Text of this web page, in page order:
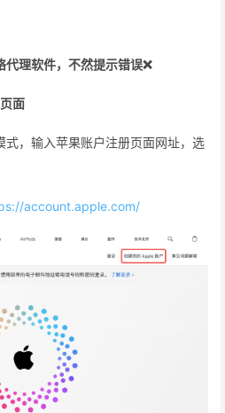
理软件，不然提示错误❌
面
式，输入苹果账户注册页面网址，选
account.apple.com/